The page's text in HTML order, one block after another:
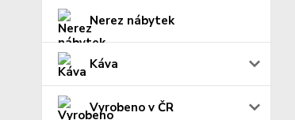
Nerez nábytek
Káva
Vyrobeno v ČR